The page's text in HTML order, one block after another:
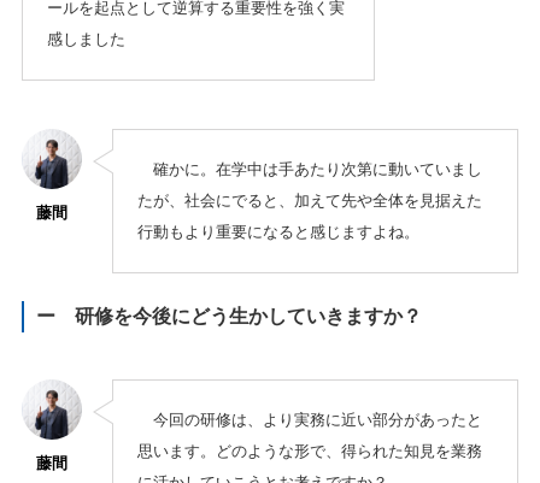
ールを起点として逆算する重要性を強く実
感しました
藤間
確かに。在学中は手あたり次第に動いていまし
たが、社会にでると、加えて先や全体を見据えた
行動もより重要になると感じますよね。
ー 研修を今後にどう生かしていきますか？
藤間
今回の研修は、より実務に近い部分があったと
思います。どのような形で、得られた知見を業務